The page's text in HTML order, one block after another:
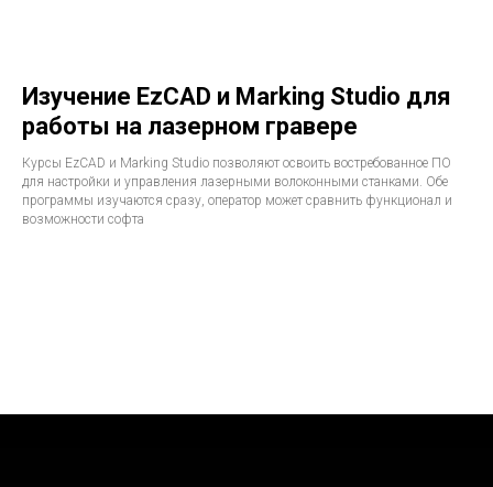
Изучение EzCAD и Marking Studio для
работы на лазерном гравере
Курсы EzCAD и Marking Studio позволяют освоить востребованное ПО
для настройки и управления лазерными волоконными станками. Обе
программы изучаются сразу, оператор может сравнить функционал и
возможности софта